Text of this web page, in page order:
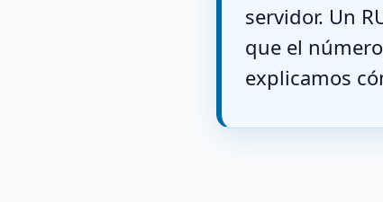
servidor. Un
que el
explicamos